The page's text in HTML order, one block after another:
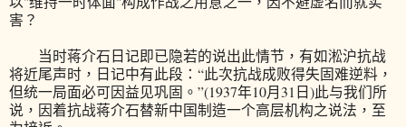
害？
当时蒋介石日记即已隐若的说出此情节，有如淞沪抗战
将近尾声时，日记中有此段：“此次抗战成败得失固难逆料，
但统一局面必可因益见巩固。”(1937年10月31日)此与我们所
说，因着抗战蒋介石替新中国制造一个高层机构之说法，至